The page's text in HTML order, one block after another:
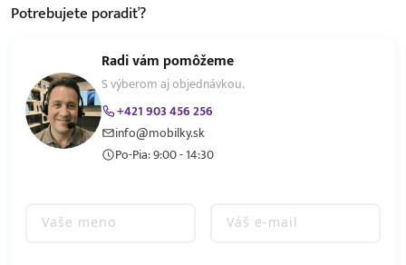
Potrebujete poradiť?
Radi vám pomôžeme
S výberom aj objednávkou.
+421 903 456 256
info@mobilky.sk
Po-Pia: 9:00 - 14:30